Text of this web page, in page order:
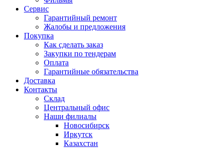
Сервис
Гарантийный ремонт
Жалобы и предложения
Покупка
Как сделать заказ
Закупки по тендерам
Оплата
Гарантийные обязательства
Доставка
Контакты
Склад
Центральный офис
Наши филиалы
Новосибирск
Иркутск
Казахстан